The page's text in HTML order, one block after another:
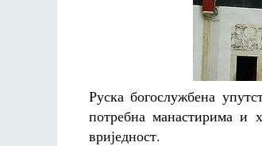
Руска богослужбена
потребна манастирима и
вриједност.